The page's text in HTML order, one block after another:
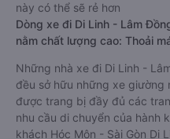
này có thể sẽ rẻ hơn
Dòng xe đi Di Linh - Lâm
nằm chất lượng cao: Thoải
Những nhà xe đi Di Linh -
đều sở hữu những xe giường
được trang bị đầy đủ các
nhu cầu di chuyển của hành
khách Hóc Môn - Sài Gòn Di